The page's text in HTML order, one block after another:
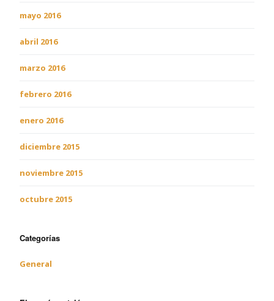
mayo 2016
abril 2016
marzo 2016
febrero 2016
enero 2016
diciembre 2015
noviembre 2015
octubre 2015
Categorías
General